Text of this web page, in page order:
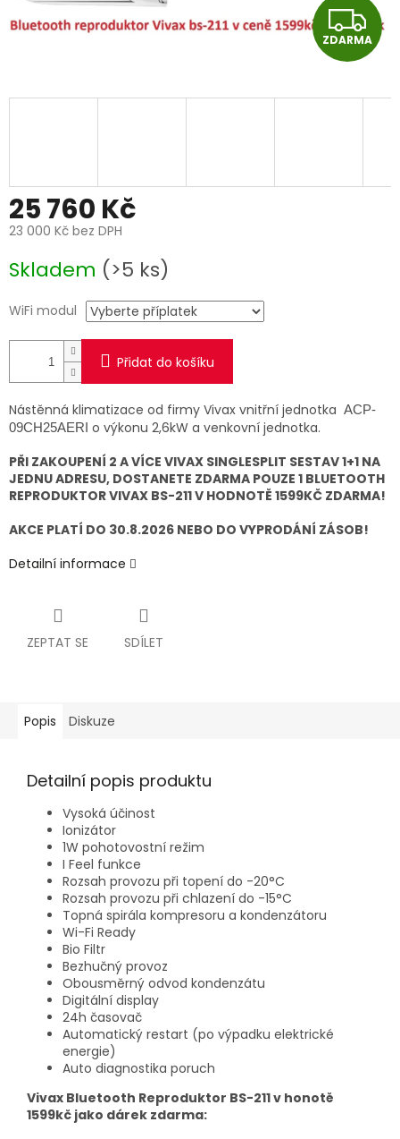
Z
D
A
ZDARMA
25 760 Kč
23 000 Kč bez DPH
cena:
Skladem (>5 ks)
WiFi modul
Přidat do košíku
Nástěnná klimatizace od firmy Vivax vnitřní jednotka ACP-
09CH25AERI o výkonu 2,6kW a venkovní jednotka.
PŘI ZAKOUPENÍ 2 A VÍCE VIVAX SINGLESPLIT SESTAV 1+1 NA
JEDNU ADRESU, DOSTANETE ZDARMA POUZE 1 BLUETOOTH
REPRODUKTOR VIVAX BS-211 V HODNOTĚ 1599KČ ZDARMA!
AKCE PLATÍ DO 30.8.2026 NEBO DO VYPRODÁNÍ ZÁSOB!
Detailní informace
ZEPTAT SE SDÍLET
Popis Diskuze
Detailní popis produktu
Vysoká účinost
Ionizátor
1W pohotovostní režim
I Feel funkce
Rozsah provozu při topení do -20°C
Rozsah provozu při chlazení do -15°C
Topná spirála kompresoru a kondenzátoru
Wi-Fi Ready
Bio Filtr
Bezhučný provoz
Obousměrný odvod kondenzátu
Digitální display
24h časovač
Automatický restart (po výpadku elektrické
energie)
Auto diagnostika poruch
Vivax Bluetooth Reproduktor BS-211 v honotě
1599kč jako dárek zdarma: